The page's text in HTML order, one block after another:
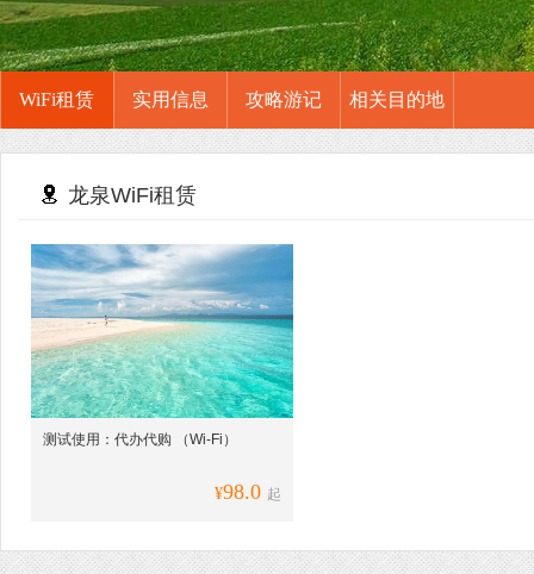
WiFi租赁 实用信息 攻略游记 相关目的地
龙泉WiFi租赁
测试使用：代办代购 （Wi-Fi）
¥98.0 起